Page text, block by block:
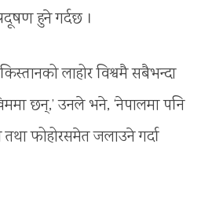
हुने गर्दछ ।
लाहोर विश्वमै सबैभन्दा
छन्,’ उनले भने, ‘नेपालमा पनि
फोहोरसमेत जलाउने गर्दा